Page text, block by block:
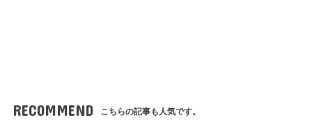
RECOMMEND こちらの記事も人気です。